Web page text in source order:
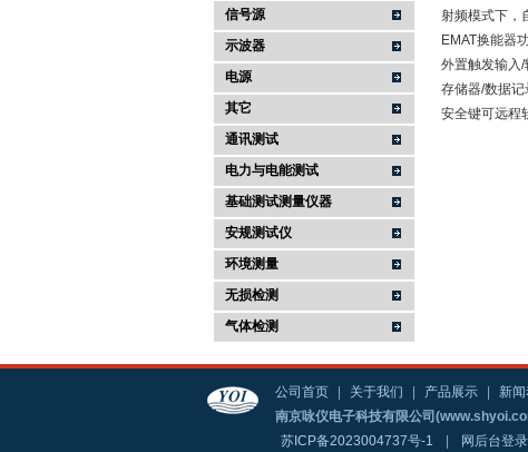
信号源
示波器
电源
其它
通讯测试
电力与电能测试
基础测试测量仪器
安规测试仪
环境测量
无损检测
气体检测
射频模式下，
EMAT换能器
外置触发输入/
存储器/数据
安全键可远程
公司首页 关于我们 产品展示 新
南京咏仪电子科技有限公司
苏ICP备2023004737号-1
网后台登录